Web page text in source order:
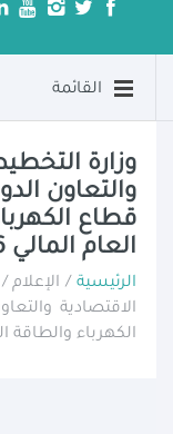
القائمة
وزارة
والتعاون
قطاع
العام المالي 25/2026
الرئيسية/ الإعلام /
الاقتصادية
الكهرباء والطاقة